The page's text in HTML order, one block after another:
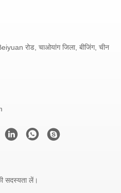
रोड, चाओयांग जिला, बीजिंग, चीन
सदस्यता लें।